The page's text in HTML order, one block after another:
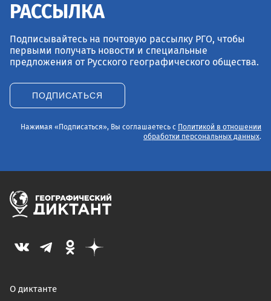
РАССЫЛКА
Подписывайтесь на почтовую рассылку РГО, чтобы
первыми получать новости и специальные
предложения от Русского географического общества.
ПОДПИСАТЬСЯ
Нажимая «Подписаться», Вы соглашаетесь с Политикой в отношении
обработки персональных данных.
О диктанте